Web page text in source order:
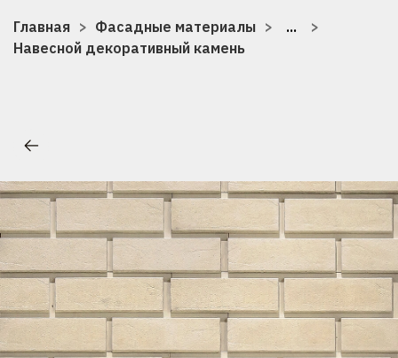
Главная Фасадные материалы
...
Навесной декоративный камень